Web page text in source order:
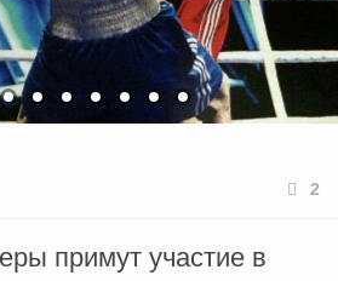
2
примут участие в